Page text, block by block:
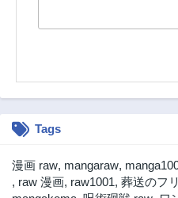
3ヶ月前
Tags
漫画 raw, mangaraw,
, raw 漫画, raw1001, 葬送のフ